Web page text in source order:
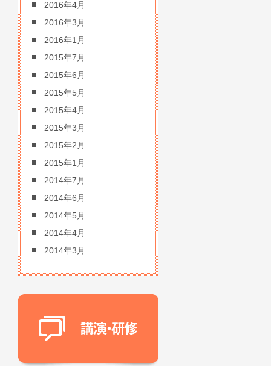
2016年4月
2016年3月
2016年1月
2015年7月
2015年6月
2015年5月
2015年4月
2015年3月
2015年2月
2015年1月
2014年7月
2014年6月
2014年5月
2014年4月
2014年3月